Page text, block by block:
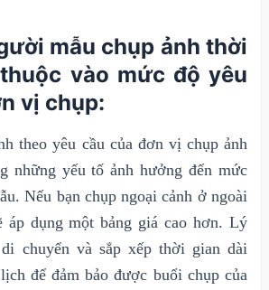
mẫu chụp ảnh thời
vào mức độ yêu
vị chụp:
theo yêu cầu của đơn vị chụp ảnh
những yếu tố ảnh hưởng đến mức
Nếu bạn chụp ngoại cảnh ở ngoài
áp dụng một bảng giá cao hơn. Lý
chuyển và sắp xếp thời gian dài
để đảm bảo được buổi chụp của